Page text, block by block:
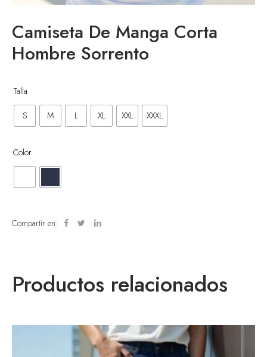
Camiseta De Manga Corta
Hombre Sorrento
Talla
S M L XL XXL XXXL
Color
Compartir en:
Productos relacionados